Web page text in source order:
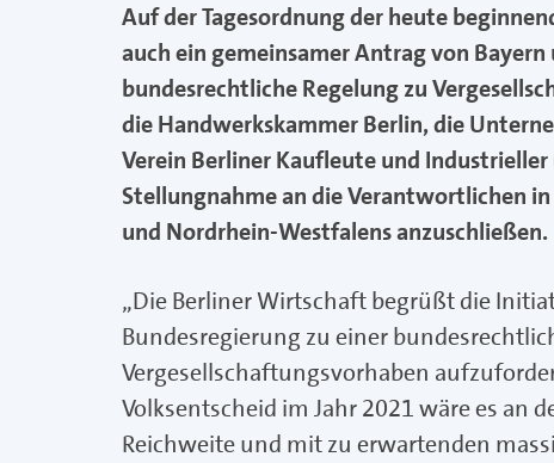
Auf der Tagesordnung der heute
auch ein gemeinsamer Antrag von
bundesrechtliche Regelung zu
die Handwerkskammer Berlin, die
Verein Berliner Kaufleute und
Stellungnahme an die Verantwortlichen
und Nordrhein-Westfalens anzuschließen.
„Die Berliner Wirtschaft begrüßt die
Bundesregierung zu einer
Vergesellschaftungsvorhaben
Volksentscheid im Jahr 2021 wäre es an
Reichweite und mit zu erwartenden